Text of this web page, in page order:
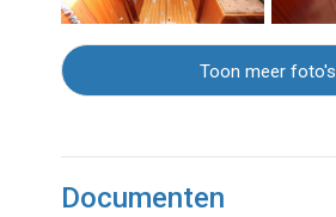
Toon meer foto's
Documenten